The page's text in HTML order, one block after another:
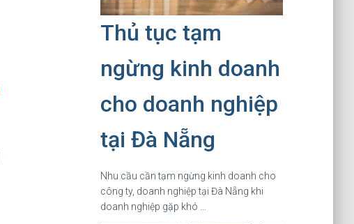
Thủ tục tạm
ngừng kinh doanh
cho doanh nghiệp
tại Đà Nẵng
Nhu cầu cần tạm ngừng kinh doanh cho
công ty, doanh nghiệp tại Đà Nẵng khi
doanh nghiệp gặp khó …